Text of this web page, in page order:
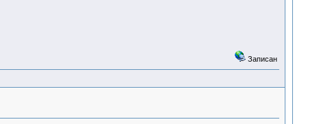
Записан